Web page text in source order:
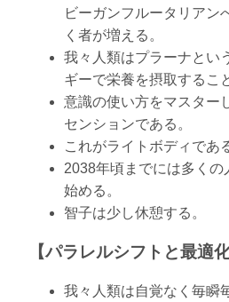
ビーガンフルータリアン
く者が増える。
我々人類はプラーナとい
ギーで栄養を摂取するこ
意識の使い方をマスター
センションである。
これがライトボディであ
2038年頃までには多く
始める。
智子は少し休憩する。
【パラレルシフトと最適
我々人類は自覚なく毎瞬